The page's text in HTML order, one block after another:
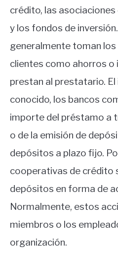
crédito, las
y los fondos de
generalmente toman
clientes como ahorros o
prestan al prestatario.
conocido, los bancos
importe del préstamo a
o de la emisión de
depósitos a plazo fijo.
cooperativas de crédito
depósitos en forma de
Normalmente, estos
miembros o los
organización.